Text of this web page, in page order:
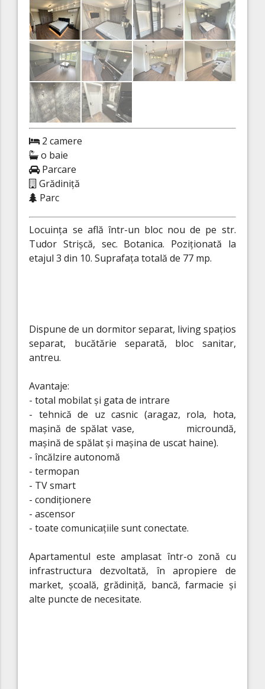
2 camere
o baie
Parcare
Grădiniță
Parc
Locuința se află într-un bloc nou de pe str.
Tudor Strișcă, sec. Botanica. Poziționată la
etajul 3 din 10. Suprafața totală de 77 mp.
Dispune de un dormitor separat, living spațios
separat, bucătărie separată, bloc sanitar,
antreu.
Avantaje:
- total mobilat și gata de intrare
- tehnică de uz casnic (aragaz, rola, hota,
mașină de spălat vase, microundă,
mașină de spălat și mașina de uscat haine).
- încălzire autonomă
- termopan
- TV smart
- condiționere
- ascensor
- toate comunicațiile sunt conectate.
Apartamentul este amplasat într-o zonă cu
infrastructura dezvoltată, în apropiere de
market, școală, grădiniță, bancă, farmacie și
alte puncte de necesitate.